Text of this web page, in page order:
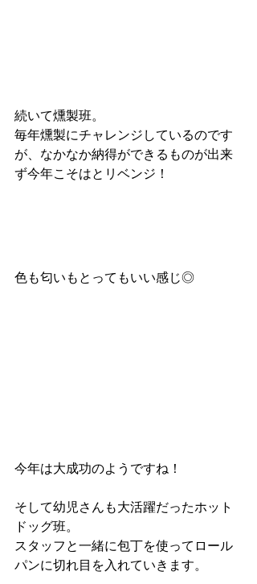
続いて燻製班。
毎年燻製にチャレンジしているのです
が、なかなか納得ができるものが出来
ず今年こそはとリベンジ！
色も匂いもとってもいい感じ◎
今年は大成功のようですね！
そして幼児さんも大活躍だったホット
ドッグ班。
スタッフと一緒に包丁を使ってロール
パンに切れ目を入れていきます。